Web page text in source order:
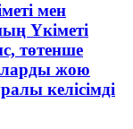
мен
Үкіметі
төтенше
жою
келісімді